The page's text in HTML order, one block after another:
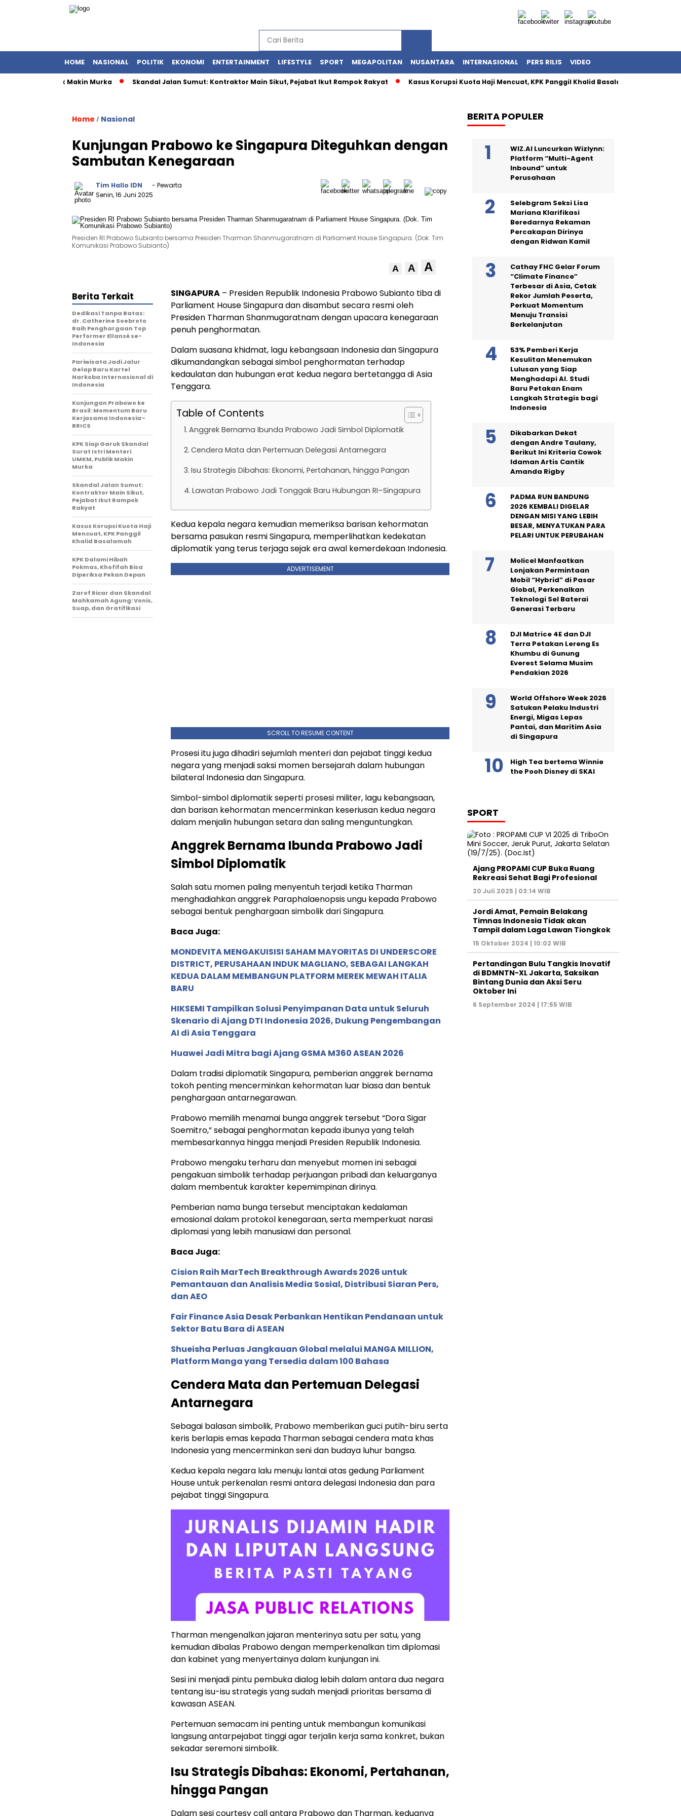
HOME NASIONAL POLITIK EKONOMI ENTERTAINMENT LIFESTYLE SPORT MEGAPOLITAN NUSANTARA INTERNASIONAL PERS RILIS VIDEO
Publik Makin Murka Skandal Jalan Sumut: Kontraktor Main Sikut, Pejabat Ikut Rampok Rakyat Kasus Korupsi Kuota Haji Mencuat, KPK Panggil Khalid Basalamah
Home / Nasional
Kunjungan Prabowo ke Singapura Diteguhkan dengan
Sambutan Kenegaraan
Tim Hallo IDN
- Pewarta
Senin, 16 Juni 2025
Presiden RI Prabowo Subianto bersama Presiden Tharman Shanmugaratnam di Parliament House Singapura. (Dok. Tim
Komunikasi Prabowo Subianto)
A A A
SINGAPURA – Presiden Republik Indonesia Prabowo Subianto tiba di
Parliament House Singapura dan disambut secara resmi oleh
Presiden Tharman Shanmugaratnam dengan upacara kenegaraan
penuh penghormatan.
Dalam suasana khidmat, lagu kebangsaan Indonesia dan Singapura
dikumandangkan sebagai simbol penghormatan terhadap
kedaulatan dan hubungan erat kedua negara bertetangga di Asia
Tenggara.
Table of Contents
Anggrek Bernama Ibunda Prabowo Jadi Simbol Diplomatik
Cendera Mata dan Pertemuan Delegasi Antarnegara
Isu Strategis Dibahas: Ekonomi, Pertahanan, hingga Pangan
Lawatan Prabowo Jadi Tonggak Baru Hubungan RI–Singapura
Kedua kepala negara kemudian memeriksa barisan kehormatan
bersama pasukan resmi Singapura, memperlihatkan kedekatan
diplomatik yang terus terjaga sejak era awal kemerdekaan Indonesia.
ADVERTISEMENT
SCROLL TO RESUME CONTENT
Prosesi itu juga dihadiri sejumlah menteri dan pejabat tinggi kedua
negara yang menjadi saksi momen bersejarah dalam hubungan
bilateral Indonesia dan Singapura.
Simbol-simbol diplomatik seperti prosesi militer, lagu kebangsaan,
dan barisan kehormatan mencerminkan keseriusan kedua negara
dalam menjalin hubungan setara dan saling menguntungkan.
Anggrek Bernama Ibunda Prabowo Jadi
Simbol Diplomatik
Salah satu momen paling menyentuh terjadi ketika Tharman
menghadiahkan anggrek Paraphalaenopsis ungu kepada Prabowo
sebagai bentuk penghargaan simbolik dari Singapura.
Baca Juga:
MONDEVITA MENGAKUISISI SAHAM MAYORITAS DI UNDERSCORE
DISTRICT, PERUSAHAAN INDUK MAGLIANO, SEBAGAI LANGKAH
KEDUA DALAM MEMBANGUN PLATFORM MEREK MEWAH ITALIA
BARU
HIKSEMI Tampilkan Solusi Penyimpanan Data untuk Seluruh
Skenario di Ajang DTI Indonesia 2026, Dukung Pengembangan
AI di Asia Tenggara
Huawei Jadi Mitra bagi Ajang GSMA M360 ASEAN 2026
Dalam tradisi diplomatik Singapura, pemberian anggrek bernama
tokoh penting mencerminkan kehormatan luar biasa dan bentuk
penghargaan antarnegarawan.
Prabowo memilih menamai bunga anggrek tersebut “Dora Sigar
Soemitro,” sebagai penghormatan kepada ibunya yang telah
membesarkannya hingga menjadi Presiden Republik Indonesia.
Prabowo mengaku terharu dan menyebut momen ini sebagai
pengakuan simbolik terhadap perjuangan pribadi dan keluarganya
dalam membentuk karakter kepemimpinan dirinya.
Pemberian nama bunga tersebut menciptakan kedalaman
emosional dalam protokol kenegaraan, serta memperkuat narasi
diplomasi yang lebih manusiawi dan personal.
Baca Juga:
Cision Raih MarTech Breakthrough Awards 2026 untuk
Pemantauan dan Analisis Media Sosial, Distribusi Siaran Pers,
dan AEO
Fair Finance Asia Desak Perbankan Hentikan Pendanaan untuk
Sektor Batu Bara di ASEAN
Shueisha Perluas Jangkauan Global melalui MANGA MILLION,
Platform Manga yang Tersedia dalam 100 Bahasa
Cendera Mata dan Pertemuan Delegasi
Antarnegara
Sebagai balasan simbolik, Prabowo memberikan guci putih-biru serta
keris berlapis emas kepada Tharman sebagai cendera mata khas
Indonesia yang mencerminkan seni dan budaya luhur bangsa.
Kedua kepala negara lalu menuju lantai atas gedung Parliament
House untuk perkenalan resmi antara delegasi Indonesia dan para
pejabat tinggi Singapura.
Tharman mengenalkan jajaran menterinya satu per satu, yang
kemudian dibalas Prabowo dengan memperkenalkan tim diplomasi
dan kabinet yang menyertainya dalam kunjungan ini.
Sesi ini menjadi pintu pembuka dialog lebih dalam antara dua negara
tentang isu-isu strategis yang sudah menjadi prioritas bersama di
kawasan ASEAN.
Pertemuan semacam ini penting untuk membangun komunikasi
langsung antarpejabat tinggi agar terjalin kerja sama konkret, bukan
sekadar seremoni simbolik.
Isu Strategis Dibahas: Ekonomi, Pertahanan,
hingga Pangan
Dalam sesi courtesy call antara Prabowo dan Tharman, keduanya
Berita Terkait
Dedikasi Tanpa Batas:
dr. Catherine Soebroto
Raih Penghargaan Top
Performer Ellansé se-
Indonesia
Pariwisata Jadi Jalur
Gelap Baru Kartel
Narkoba Internasional di
Indonesia
Kunjungan Prabowo ke
Brasil: Momentum Baru
Kerjasama Indonesia–
BRICS
KPK Siap Garuk Skandal
Surat Istri Menteri
UMKM, Publik Makin
Murka
Skandal Jalan Sumut:
Kontraktor Main Sikut,
Pejabat Ikut Rampok
Rakyat
Kasus Korupsi Kuota Haji
Mencuat, KPK Panggil
Khalid Basalamah
KPK Dalami Hibah
Pokmas, Khofifah Bisa
Diperiksa Pekan Depan
Zarof Ricar dan Skandal
Mahkamah Agung: Vonis,
Suap, dan Gratifikasi
BERITA POPULER
WIZ.AI Luncurkan Wizlynn:
Platform “Multi-Agent
Inbound” untuk
Perusahaan
Selebgram Seksi Lisa
Mariana Klarifikasi
Beredarnya Rekaman
Percakapan Dirinya
dengan Ridwan Kamil
Cathay FHC Gelar Forum
“Climate Finance”
Terbesar di Asia, Cetak
Rekor Jumlah Peserta,
Perkuat Momentum
Menuju Transisi
Berkelanjutan
53% Pemberi Kerja
Kesulitan Menemukan
Lulusan yang Siap
Menghadapi AI. Studi
Baru Petakan Enam
Langkah Strategis bagi
Indonesia
Dikabarkan Dekat
dengan Andre Taulany,
Berikut Ini Kriteria Cowok
Idaman Artis Cantik
Amanda Rigby
PADMA RUN BANDUNG
2026 KEMBALI DIGELAR
DENGAN MISI YANG LEBIH
BESAR, MENYATUKAN PARA
PELARI UNTUK PERUBAHAN
Molicel Manfaatkan
Lonjakan Permintaan
Mobil “Hybrid” di Pasar
Global, Perkenalkan
Teknologi Sel Baterai
Generasi Terbaru
DJI Matrice 4E dan DJI
Terra Petakan Lereng Es
Khumbu di Gunung
Everest Selama Musim
Pendakian 2026
World Offshore Week 2026
Satukan Pelaku Industri
Energi, Migas Lepas
Pantai, dan Maritim Asia
di Singapura
High Tea bertema Winnie
the Pooh Disney di SKAI
SPORT
Ajang PROPAMI CUP Buka Ruang
Rekreasi Sehat Bagi Profesional
20 Juli 2025 | 03:14 WIB
Jordi Amat, Pemain Belakang
Timnas Indonesia Tidak akan
Tampil dalam Laga Lawan Tiongkok
15 Oktober 2024 | 10:02 WIB
Pertandingan Bulu Tangkis Inovatif
di BDMNTN-XL Jakarta, Saksikan
Bintang Dunia dan Aksi Seru
Oktober Ini
6 September 2024 | 17:55 WIB